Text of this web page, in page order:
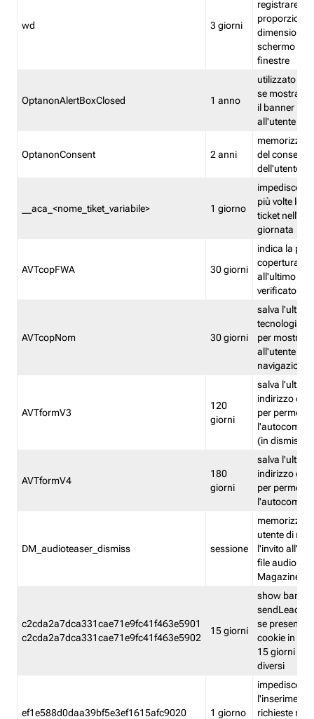
wd 3 giorni
registrare le
proporzioni
dimensioni
schermo e
finestre
OptanonAlertBoxClosed 1 anno
utilizzato per
se mostrare
il banner
all'utente
OptanonConsent 2 anni
memorizza
del
dell'utente
__aca_<nome_tiket_variabile> 1 giorno
impedisce di
più volte lo
ticket
giornata
AVTcopFWA 30 giorni
indica la
copertura
all'ultimo
verificato
AVTcopNom 30 giorni
salva l'ultima
tecnologia
per
all'utente
navigazione
AVTformV3
120
giorni
salva l'ultimo
indirizzo di
per
(in
AVTformV4
180
giorni
salva l'ultimo
indirizzo di
per
DM_audioteaser_dismiss sessione
memorizza
utente di
l'invito
file audio del
Magazine
c2cda2a7dca331cae71e9fc41f463e5901
c2cda2a7dca331cae71e9fc41f463e5902
15 giorni
show banner
sendLead
se presenti
cookie in un
15 giorni e
diversi
ef1e588d0daa39bf5e3ef1615afc9020 1 giorno
impedisce
l'inserimento
richieste